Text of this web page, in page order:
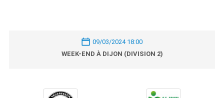
09/03/2024 18:00
WEEK-END À DIJON (DIVISION 2)